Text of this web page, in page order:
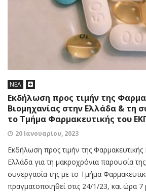
ΝΕΑ
Eκδήλωση προς τιμήν της
Βιομηχανίας στην Ελλάδα & τη
το Τμήμα Φαρμακευτικής του
20 Ιανουαρίου, 2023
Eκδήλωση προς τιμήν της Φαρμακευτικής
Ελλάδα για τη μακροχρόνια παρουσία
συνεργασία της με το Τμήμα
πραγματοποιηθεί στις 24/1/23, και ώρα